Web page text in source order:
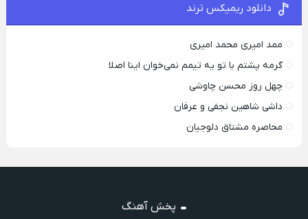
دانلود ریمیکس ترند
ممد امیری محمد امیری
گرمه پشتم با تو یه تیمم نمی‌خوان اینا اصلا
چهل روز محسن چاوشی
داشی شاهین نجفی و عرفان
محاصره مشتاق دلوجیان
پخش آهنگ